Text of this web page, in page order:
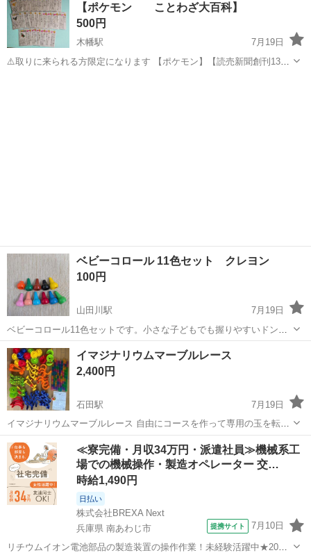
【ポケモン ことわざ大百科】
500円
木幡駅
7月19日
⚠️取りに来られる方限定になります 【ポケモン】【読売新聞創刊135
ベビーコロール 11色セット クレヨン
100円
山田川駅
7月19日
ベビーコロール11色セットです。小さな子どもでも握りやすいドング
リ型で、積み重ねて収納することも可能です。 初めてのクレヨンにい
かがでしょうか? ※写真の通りオレンジは折れている状態です。 ※ま
た元々入っていた袋はない為ジ...
京都 相楽郡 山田川駅
イマジナリウムマーブルレース
2,400円
石田駅
7月19日
イマジナリウムマーブルレース 自由にコースを作って専用の玉を転が
して遊べます 箱はありませんが、パーツはあとで買い足したものと混
ざってて写真の通り充分に数があり、結構大きなコースも余裕で作れ
ました!! 専用の玉は14個あり...
京都 京都市 石田駅 おもちゃ コース
≪寮完備・月収34万円・派遣社員≫機械系工
場での機械操作・製造オペレーター 交…
時給1,490円
日払い
株式会社BREXA Next
兵庫県 南あわじ市
提携サイト 7月10日
リチウムイオン電池部品の製造装置の操作作業！未経験活躍中★20～